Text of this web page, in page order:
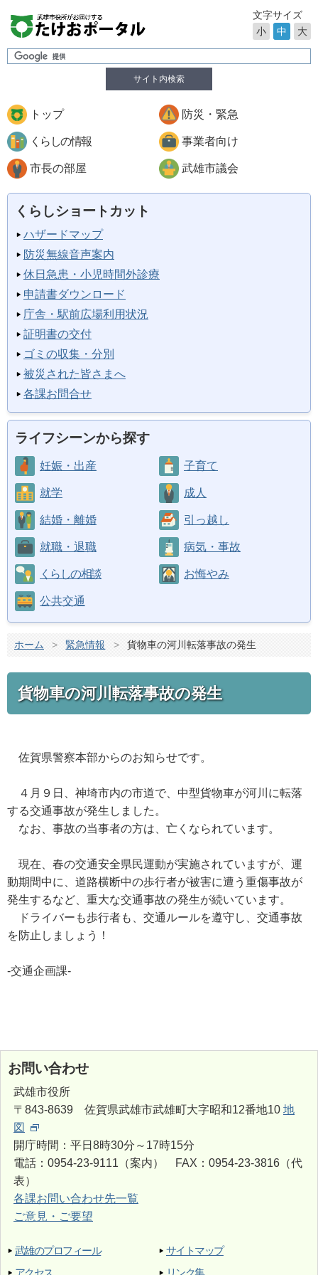
サイト内検索
文字サイズ
小
中 大
トップ 防災・緊急
くらしの情報 事業者向け
市長の部屋 武雄市議会
くらしショートカット
ハザードマップ
防災無線音声案内
休日急患・小児時間外診療
申請書ダウンロード
庁舎・駅前広場利用状況
証明書の交付
ゴミの収集・分別
被災された皆さまへ
各課お問合せ
ライフシーンから探す
妊娠・出産 子育て
就学 成人
結婚・離婚 引っ越し
就職・退職 病気・事故
くらしの相談 お悔やみ
公共交通
ホーム > 緊急情報 > 貨物車の河川転落事故の発生
貨物車の河川転落事故の発生
佐賀県警察本部からのお知らせです。
４月９日、神埼市内の市道で、中型貨物車が河川に転落
する交通事故が発生しました。
なお、事故の当事者の方は、亡くなられています。
現在、春の交通安全県民運動が実施されていますが、運
動期間中に、道路横断中の歩行者が被害に遭う重傷事故が
発生するなど、重大な交通事故の発生が続いています。
ドライバーも歩行者も、交通ルールを遵守し、交通事故
を防止しましょう！
-交通企画課-
お問い合わせ
武雄市役所
〒843-8639 佐賀県武雄市武雄町大字昭和12番地10 地
図
開庁時間：平日8時30分～17時15分
電話：0954-23-9111（案内） FAX：0954-23-3816（代
表）
各課お問い合わせ先一覧
ご意見・ご要望
武雄のプロフィール
アクセス
サイトマップ
リンク集